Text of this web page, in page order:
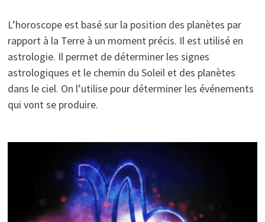
L’horoscope est basé sur la position des planètes par
rapport à la Terre à un moment précis. Il est utilisé en
astrologie. Il permet de déterminer les signes
astrologiques et le chemin du Soleil et des planètes
dans le ciel. On l’utilise pour déterminer les événements
qui vont se produire.